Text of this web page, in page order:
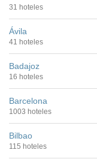
31 hoteles
Ávila
41 hoteles
Badajoz
16 hoteles
Barcelona
1003 hoteles
Bilbao
115 hoteles